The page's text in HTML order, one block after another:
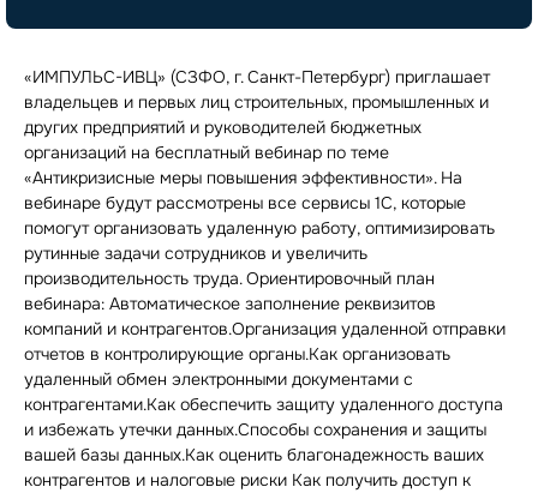
«ИМПУЛЬС-ИВЦ» (СЗФО, г. Санкт-Петербург) приглашает
владельцев и первых лиц строительных, промышленных и
других предприятий и руководителей бюджетных
организаций на бесплатный вебинар по теме
«Антикризисные меры повышения эффективности». На
вебинаре будут рассмотрены все сервисы 1С, которые
помогут организовать удаленную работу, оптимизировать
рутинные задачи сотрудников и увеличить
производительность труда. Ориентировочный план
вебинара: Автоматическое заполнение реквизитов
компаний и контрагентов.Организация удаленной отправки
отчетов в контролирующие органы.Как организовать
удаленный обмен электронными документами с
контрагентами.Как обеспечить защиту удаленного доступа
и избежать утечки данных.Способы сохранения и защиты
вашей базы данных.Как оценить благонадежность ваших
контрагентов и налоговые риски Как получить доступ к